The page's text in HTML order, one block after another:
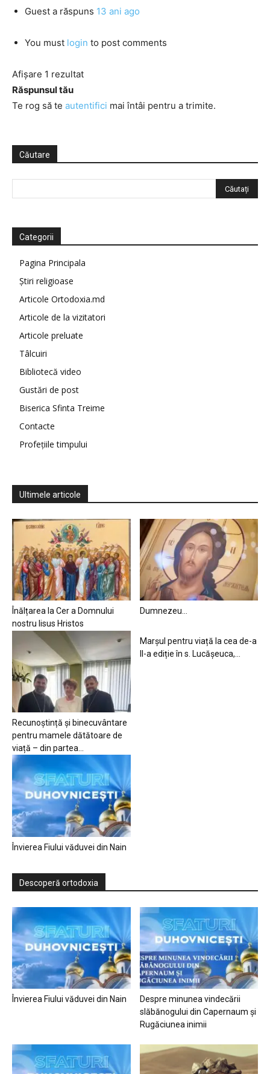
Guest a răspuns 13 ani ago
You must login to post comments
Afișare 1 rezultat
Răspunsul tău
Te rog să te autentifici mai întâi pentru a trimite.
Căutare
Categorii
Pagina Principala
Știri religioase
Articole Ortodoxia.md
Articole de la vizitatori
Articole preluate
Tâlcuiri
Bibliotecă video
Gustări de post
Biserica Sfinta Treime
Contacte
Profețiile timpului
Ultimele articole
Înălțarea la Cer a Domnului
nostru Iisus Hristos
Dumnezeu…
Recunoștință și binecuvântare
pentru mamele dătătoare de
viață – din partea...
Marșul pentru viață la cea de-a
II-a ediție în s. Lucășeuca,...
Învierea Fiului văduvei din Nain
Descoperă ortodoxia
Învierea Fiului văduvei din Nain
Despre minunea vindecării
slăbănogului din Capernaum și
Rugăciunea inimii